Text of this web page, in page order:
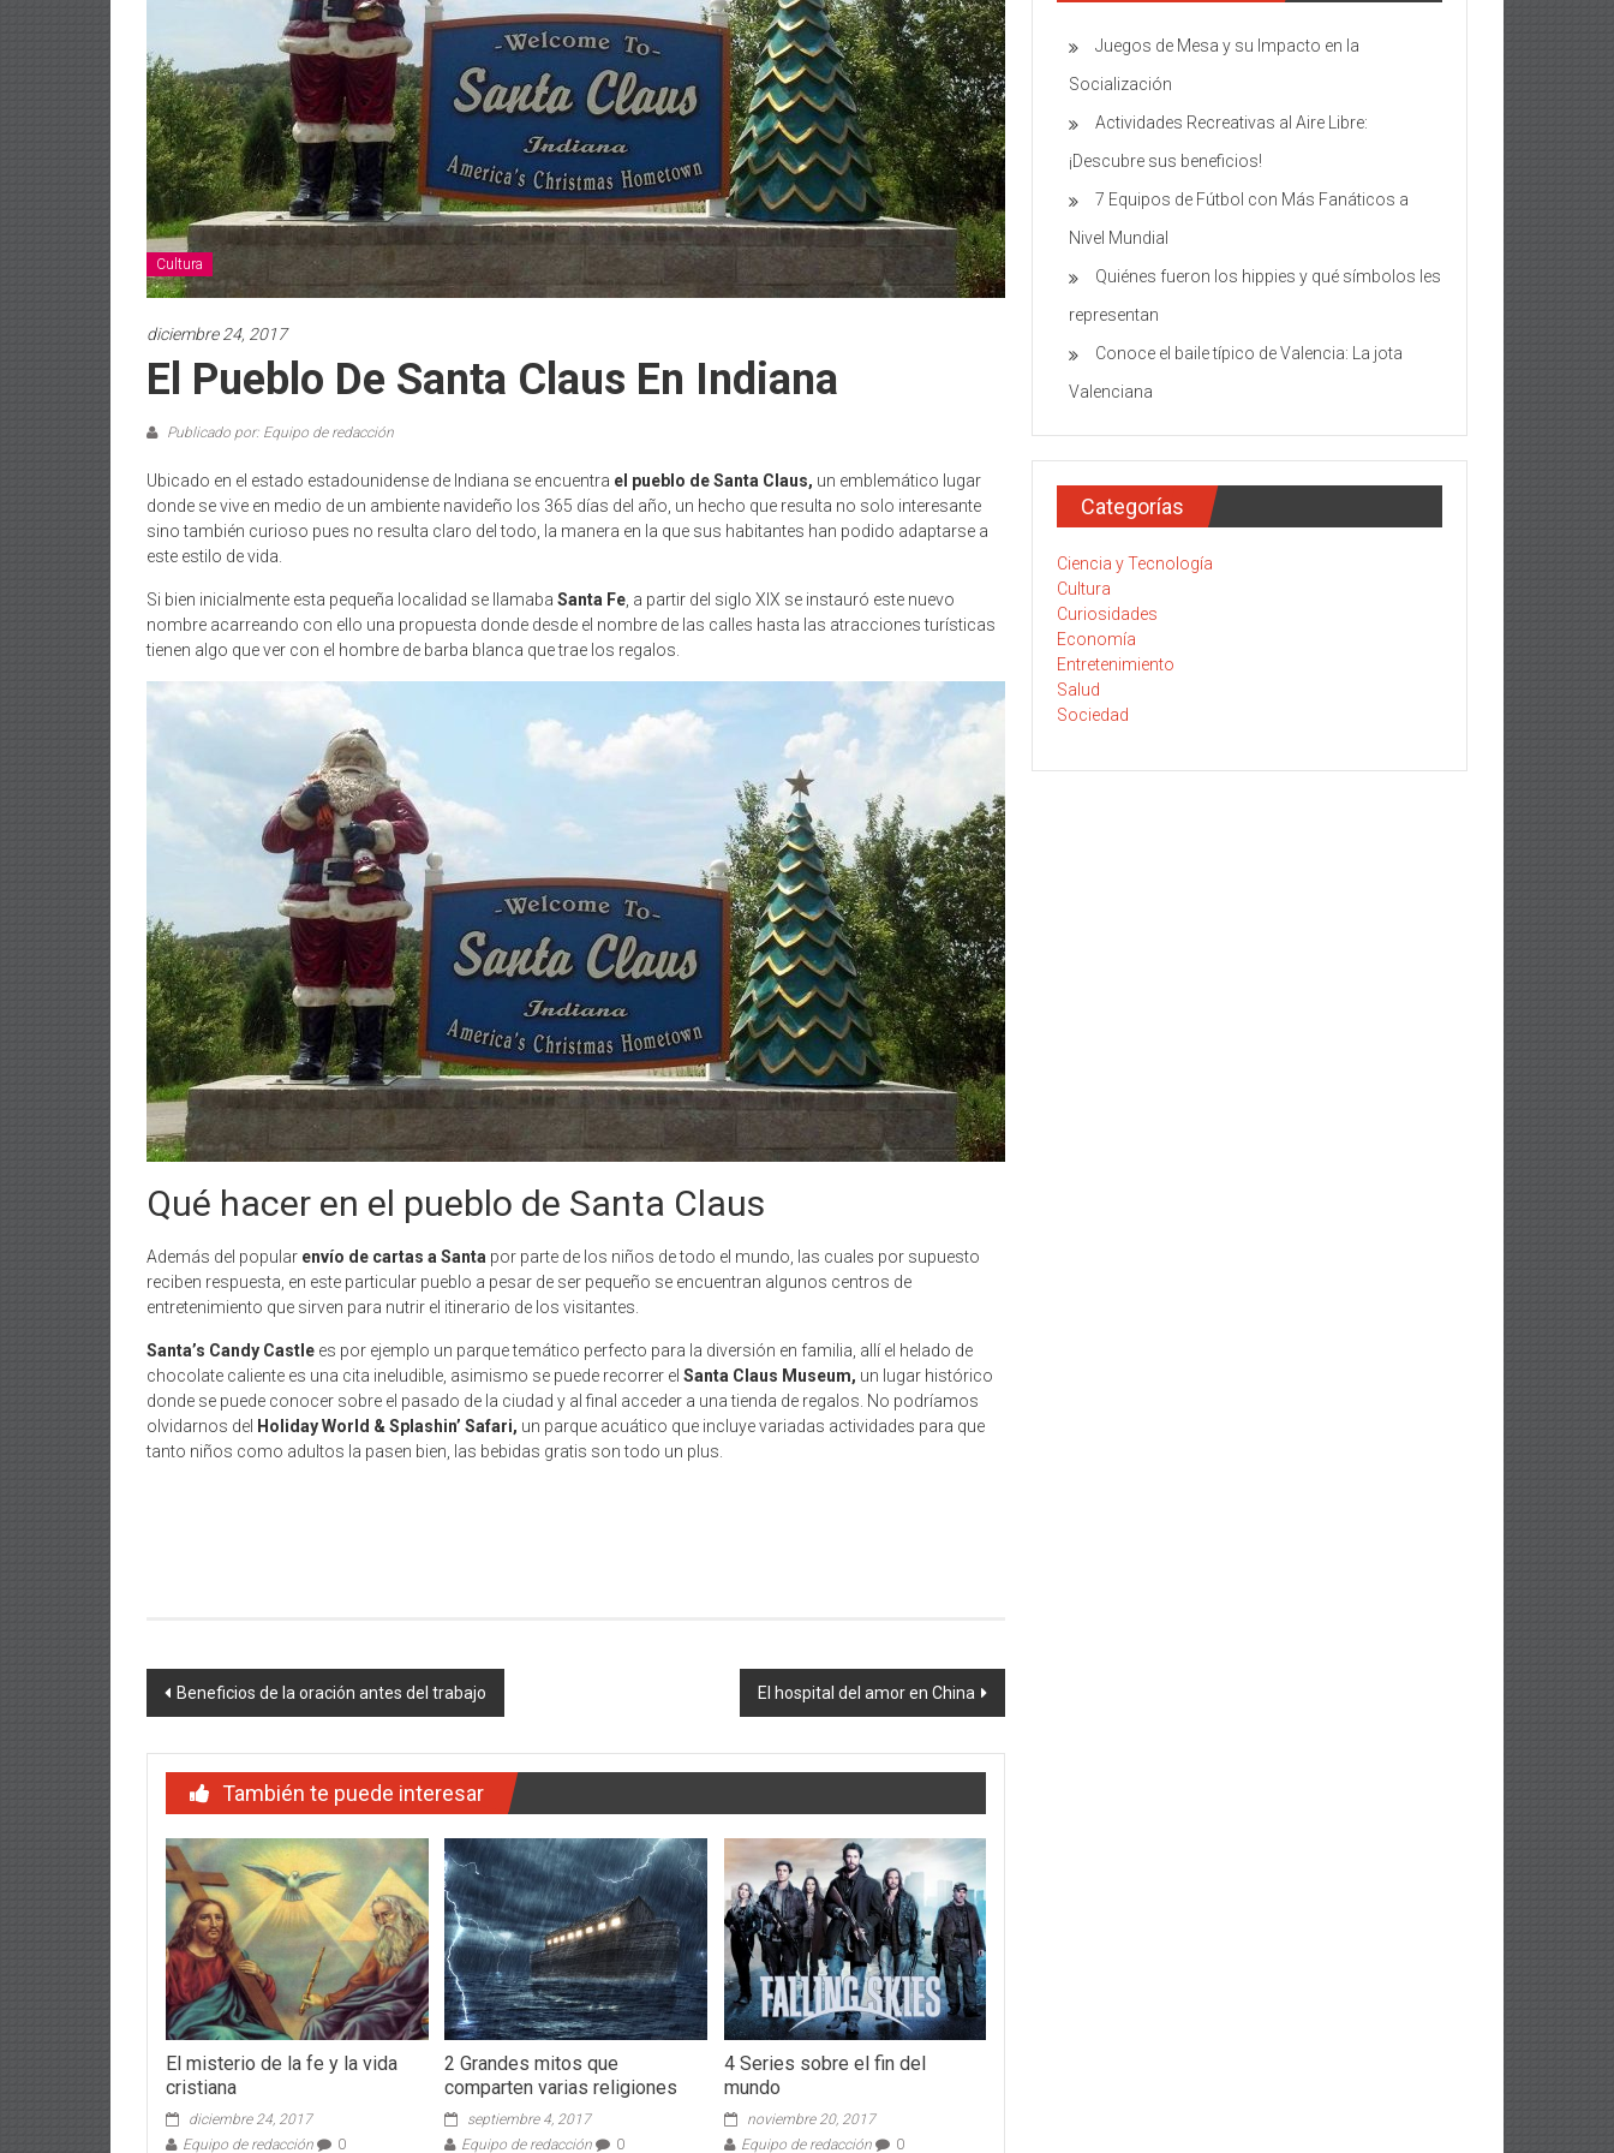
Cultura
diciembre 24, 2017
El Pueblo De Santa Claus En Indiana
Publicado por: Equipo de redacción
Ubicado en el estado estadounidense de Indiana se encuentra el pueblo de Santa Claus, un emblemático lugar
donde se vive en medio de un ambiente navideño los 365 días del año, un hecho que resulta no solo interesante
sino también curioso pues no resulta claro del todo, la manera en la que sus habitantes han podido adaptarse a
este estilo de vida.
Si bien inicialmente esta pequeña localidad se llamaba Santa Fe , a partir del siglo XIX se instauró este nuevo
nombre acarreando con ello una propuesta donde desde el nombre de las calles hasta las atracciones turísticas
tienen algo que ver con el hombre de barba blanca que trae los regalos.
Qué hacer en el pueblo de Santa Claus
Además del popular envío de cartas a Santa por parte de los niños de todo el mundo, las cuales por supuesto
reciben respuesta, en este particular pueblo a pesar de ser pequeño se encuentran algunos centros de
entretenimiento que sirven para nutrir el itinerario de los visitantes.
Santa’s Candy Castle es por ejemplo un parque temático perfecto para la diversión en familia, allí el helado de
chocolate caliente es una cita ineludible, asimismo se puede recorrer el Santa Claus Museum, un lugar histórico
donde se puede conocer sobre el pasado de la ciudad y al final acceder a una tienda de regalos. No podríamos
olvidarnos del Holiday World & Splashin’ Safari, un parque acuático que incluye variadas actividades para que
tanto niños como adultos la pasen bien, las bebidas gratis son todo un plus.
Navegación
entradas
Beneficios de la oración antes del trabajo El hospital del amor en China
También te puede interesar
El misterio de la fe y la vida
cristiana
diciembre 24, 2017
Equipo de redacción
0
2 Grandes mitos que
comparten varias religiones
septiembre 4, 2017
Equipo de redacción
0
4 Series sobre el fin del
mundo
noviembre 20, 2017
Equipo de redacción
0
Juegos de Mesa y su Impacto en la
Socialización
Actividades Recreativas al Aire Libre:
¡Descubre sus beneficios!
7 Equipos de Fútbol con Más Fanáticos a
Nivel Mundial
Quiénes fueron los hippies y qué símbolos les
representan
Conoce el baile típico de Valencia: La jota
Valenciana
Categorías
Ciencia y Tecnología
Cultura
Curiosidades
Economía
Entretenimiento
Salud
Sociedad